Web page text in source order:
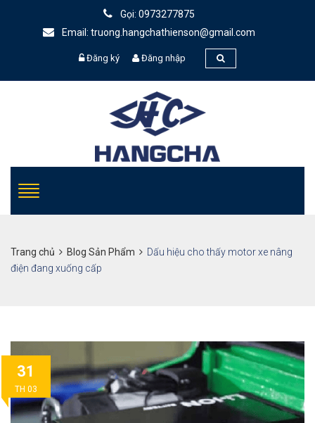
Gọi: 0973277875
Email: truong.hangchathienson@gmail.com
Đăng ký Đăng nhập
Trang chủ Blog Sản Phẩm
Dấu hiệu cho thấy motor xe nâng
điện đang xuống cấp
31
TH 03